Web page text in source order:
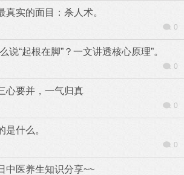
真实的面目：杀人术。
0
说“起根在脚”？一文讲透核心原理”。
0
心要并，一气归真
0
是什么。
0
医养生知识分享~~